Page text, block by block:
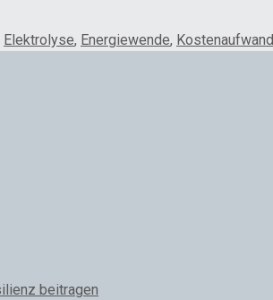
Elektrolyse, Energiewende, Kostenaufwand
beitragen